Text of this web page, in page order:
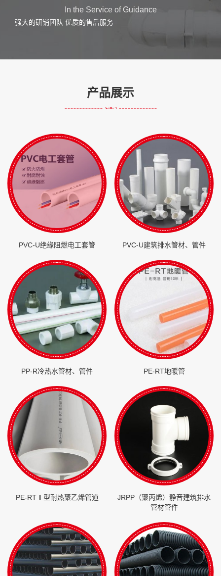
In the Service of Guidance
强大的研销团队 优质的售后服务
产品展示
PVC-U绝缘阻燃电工套管 PVC-U建筑排水管材、管件
PP-R冷热水管材、管件 PE-RT地暖管
PE-RT ‖ 型耐热聚乙烯管道
JRPP（聚丙烯）静音建筑排水
管材管件